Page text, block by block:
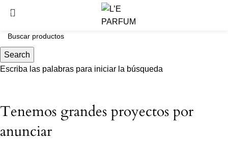
Tenemos grandes proyectos por
anunciar
Search
Escriba las palabras para iniciar la búsqueda